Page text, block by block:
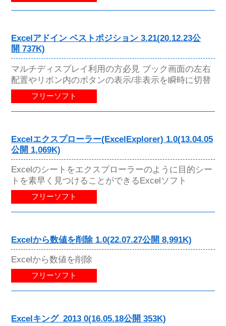
Excelアドイン ベストポジション 3.21(20.12.23公
開 737K)
マルチディスプレイ利用の方必見 ブック画面の左右
配置やリボン内のボタンの表示/非表示を瞬時に切替
フリーソフト
Excelエクスプローラー(ExcelExplorer) 1.0(13.04.05
公開 1,069K)
Excelのシートをエクスプローラーのように目的シー
トを素早く見つけることができるExcelソフト
フリーソフト
Excelから数値を削除 1.0(22.07.27公開 8,991K)
Excelから数値を削除
フリーソフト
Excelキング_2013 0(16.05.18公開 353K)